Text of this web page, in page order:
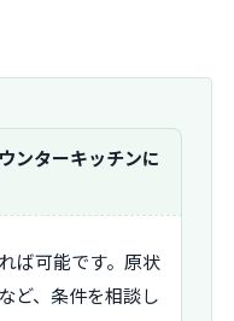
ンターキッチンに
ば可能です。原状
ど、条件を相談し